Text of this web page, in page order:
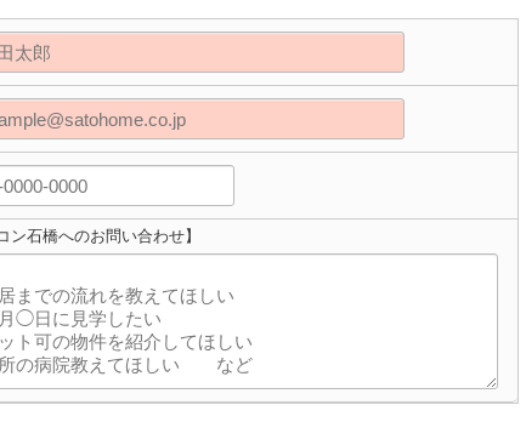
ン石橋へのお問い合わせ】